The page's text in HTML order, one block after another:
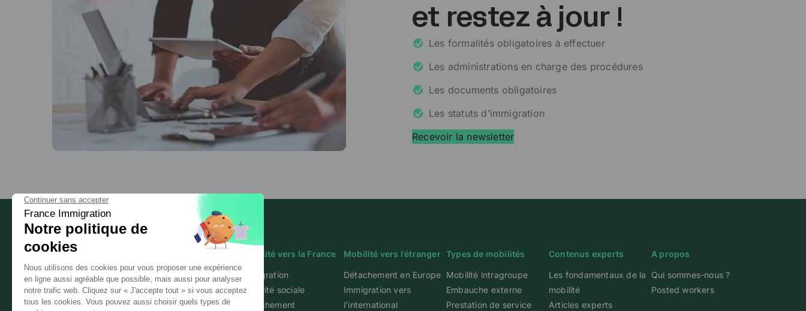
et restez à jour !
Les formalités obligatoires à effectuer
Les administrations en charge des procédures
Les documents obligatoires
Les statuts d’immigration
Recevoir la newsletter
Les experts de l'immigration
Mobilité vers la France
Immigration
Sécurité sociale
Détachement
Mobilité vers l’étranger
Détachement en Europe
Immigration vers
l’international
Types de mobilités
Mobilité intragroupe
Embauche externe
Prestation de service
Contenus experts
Les fondamentaux de la
mobilité
Articles experts
A propos
Qui sommes-nous ?
Posted workers